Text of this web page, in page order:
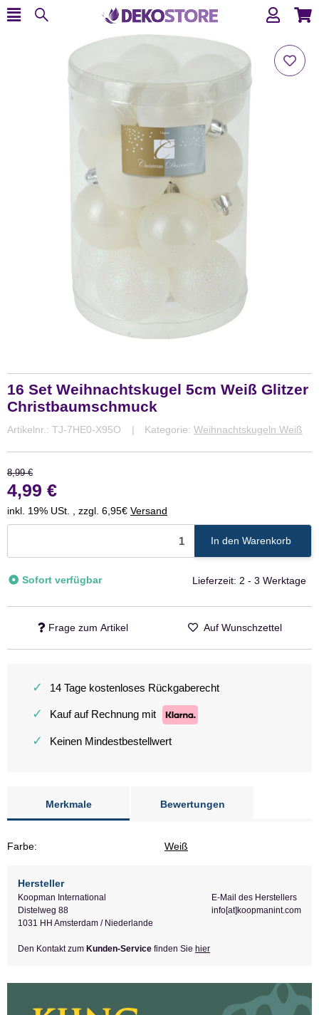
16 Set Weihnachtskugel 5cm Weiß Glitzer
Christbaumschmuck
Artikelnr.: TJ-7HE0-X95O Kategorie: Weihnachtskugeln Weiß
8,99 €
4,99 €
inkl. 19% USt. , zzgl. 6,95€ Versand
In den Warenkorb
Sofort verfügbar Lieferzeit: 2 - 3 Werktage
Frage zum Artikel Auf Wunschzettel
✓ 14 Tage kostenloses Rückgaberecht
✓ Kauf auf Rechnung mit
✓ Keinen Mindestbestellwert
Merkmale Bewertungen
Farbe: Weiß
Hersteller
Koopman International
Distelweg 88
1031 HH Amsterdam / Niederlande
E-Mail des Herstellers
info[at]koopmanint.com
Den Kontakt zum Kunden-Service finden Sie hier